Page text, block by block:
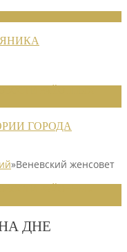
ГОРОДА
»Веневский женсовет
ДНЕ